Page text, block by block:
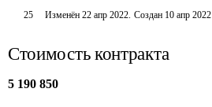
25 Изменён22 апр 2022. Создан 10 апр 2022
Стоимость контракта
5 190 850